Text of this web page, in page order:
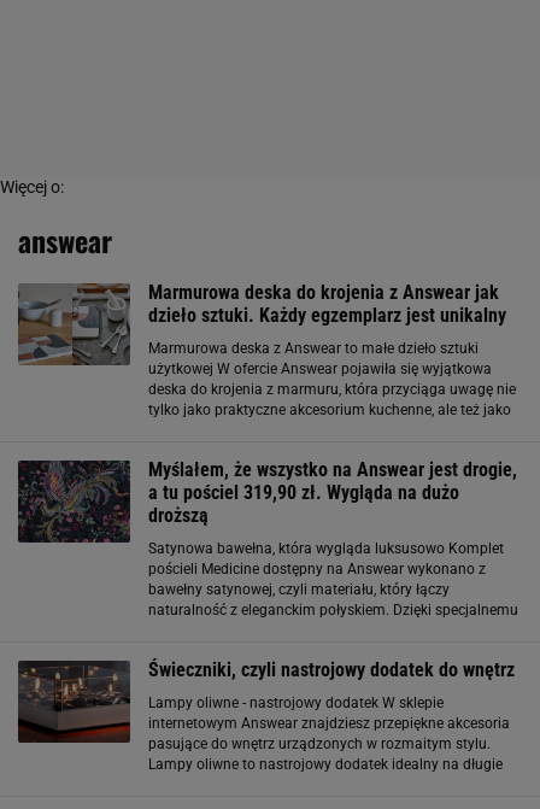
Więcej o:
answear
Marmurowa deska do krojenia z Answear jak
dzieło sztuki. Każdy egzemplarz jest unikalny
Marmurowa deska z Answear to małe dzieło sztuki
użytkowej W ofercie Answear pojawiła się wyjątkowa
deska do krojenia z marmuru, która przyciąga uwagę nie
tylko jako praktyczne akcesorium kuchenne, ale też jako
Myślałem, że wszystko na Answear jest drogie,
a tu pościel 319,90 zł. Wygląda na dużo
droższą
Satynowa bawełna, która wygląda luksusowo Komplet
pościeli Medicine dostępny na Answear wykonano z
bawełny satynowej, czyli materiału, który łączy
naturalność z eleganckim połyskiem. Dzięki specjalnemu
Świeczniki, czyli nastrojowy dodatek do wnętrz
Lampy oliwne - nastrojowy dodatek W sklepie
internetowym Answear znajdziesz przepiękne akcesoria
pasujące do wnętrz urządzonych w rozmaitym stylu.
Lampy oliwne to nastrojowy dodatek idealny na długie